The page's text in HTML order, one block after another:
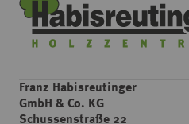
Franz Habisreutinger
GmbH & Co. KG
Schussenstraße 22